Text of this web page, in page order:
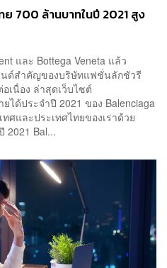
700 ล้านบาทในปี 2021 สูง
และ Bottega Veneta แล้ว
นด์สำคัญของบริษัทแฟชั่นลักชัวรี
เนื่อง ล่าสุดเว็บไซต์
ได้ประจำปี 2021 ของ Balenciaga
ศและประเทศไทยของเราด้วย
2021 Bal...